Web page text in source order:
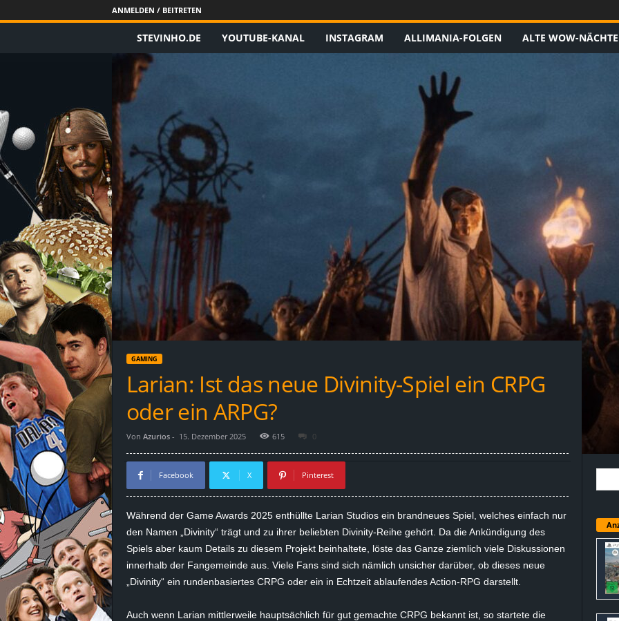
ANMELDEN / BEITRETEN
e
h
o
e
i
n
s
g
e
STEVINHO.DE YOUTUBE-KANAL INSTAGRAM ALLIMANIA-FOLGEN ALTE WOW-NÄCHTE
GAMING
Larian: Ist das neue Divinity-Spiel ein CRPG
oder ein ARPG?
Von Azurios- 15. Dezember 2025 615 0
Facebook X Pinterest
Während der Game Awards 2025 enthüllte Larian Studios ein brandneues Spiel, welches einfach nur
den Namen „Divinity“ trägt und zu ihrer beliebten Divinity-Reihe gehört. Da die Ankündigung des
Spiels aber kaum Details zu diesem Projekt beinhaltete, löste das Ganze ziemlich viele Diskussionen
innerhalb der Fangemeinde aus. Viele Fans sind sich nämlich unsicher darüber, ob dieses neue
„Divinity“ ein rundenbasiertes CRPG oder ein in Echtzeit ablaufendes Action-RPG darstellt.
Auch wenn Larian mittlerweile hauptsächlich für gut gemachte CRPG bekannt ist, so startete die